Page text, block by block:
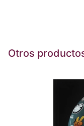
Otros